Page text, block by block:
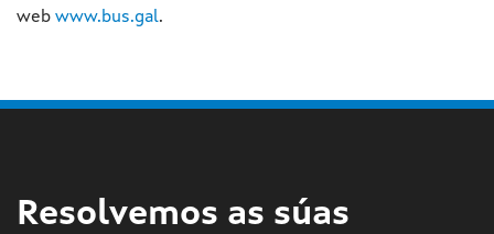
web www.bus.gal.
Resolvemos as súas